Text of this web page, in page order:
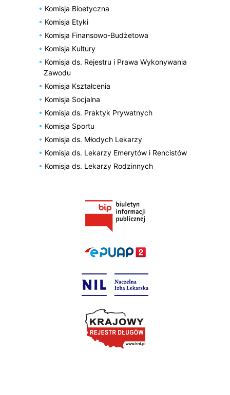
Komisja Bioetyczna
Komisja Etyki
Komisja Finansowo-Budżetowa
Komisja Kultury
Komisja ds. Rejestru i Prawa Wykonywania
Zawodu
Komisja Kształcenia
Komisja Socjalna
Komisja ds. Praktyk Prywatnych
Komisja Sportu
Komisja ds. Młodych Lekarzy
Komisja ds. Lekarzy Emerytów i Rencistów
Komisja ds. Lekarzy Rodzinnych